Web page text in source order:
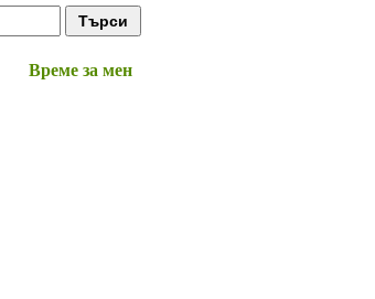
Време за мен